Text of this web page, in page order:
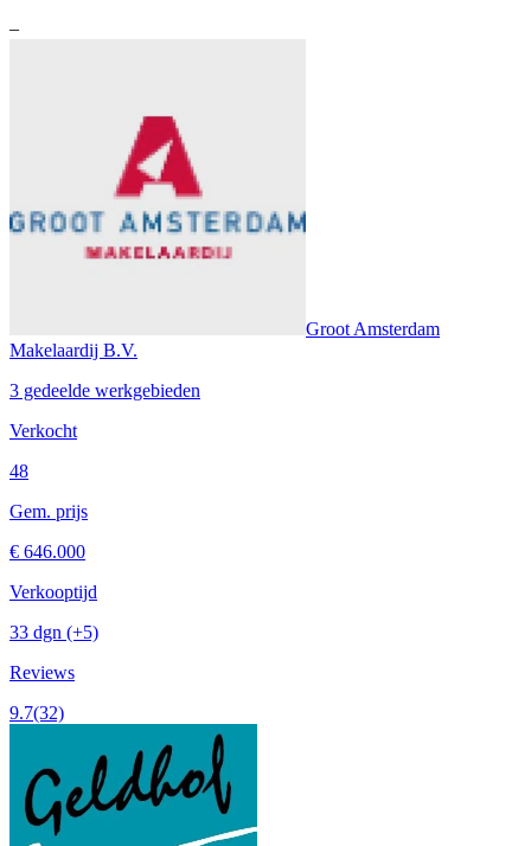
–
Groot Amsterdam
Makelaardij B.V.
3 gedeelde werkgebieden
Verkocht
48
Gem. prijs
€ 646.000
Verkooptijd
33 dgn (+5)
Reviews
9.7(32)